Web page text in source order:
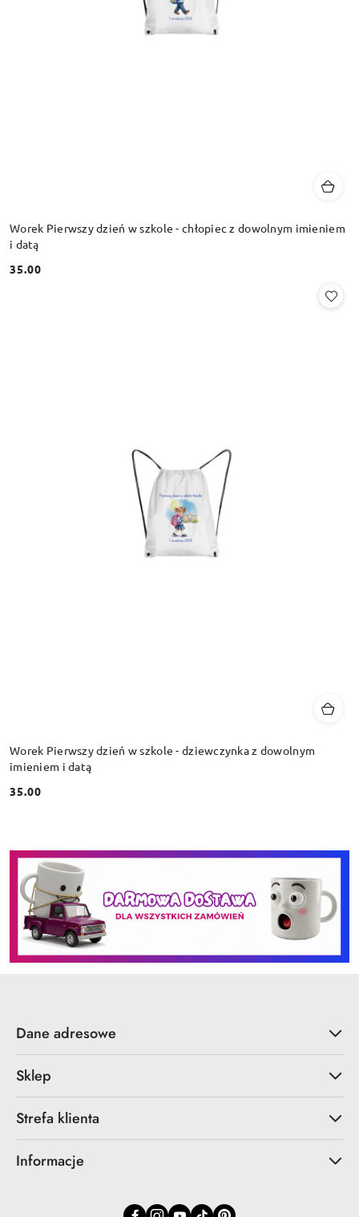
Worek Pierwszy dzień w szkole - chłopiec z dowolnym imieniem
i datą
Cena:
35.00
Worek Pierwszy dzień w szkole - dziewczynka z dowolnym
imieniem i datą
Cena:
35.00
Dane adresowe
Sklep
Strefa klienta
Informacje